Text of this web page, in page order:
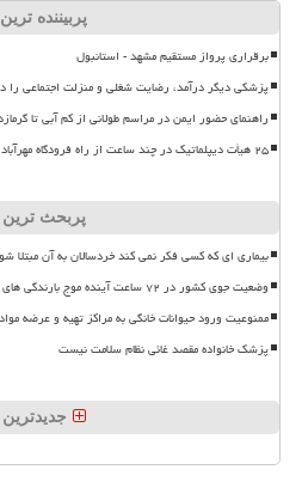
پربیننده
برقراری پرواز مستقیم مشهد - استانبول
پزشکی دیگر درآمد، رضایت شغلی و منزلت اجتماعی را
راهنمای حضور ایمن در مراسم طولانی از کم آبی تا
۲۵ هیأت دیپلماتیک در چند ساعت از راه فرودگاه مهرآباد پذیرش شدند
پربحث ترین
بیماری ای که کسی فکر نمی کند خردسالان به آن مبتلا
وضعیت جوی کشور در ۷۲ ساعت آینده موج بارندگی های تابستانه در راه ۱۱ استان
ممنوعیت ورود حیوانات خانگی به مراکز تهیه و عرضه
پزشک خانواده مقصد غائی نظام سلامت نیست
جدیدترین